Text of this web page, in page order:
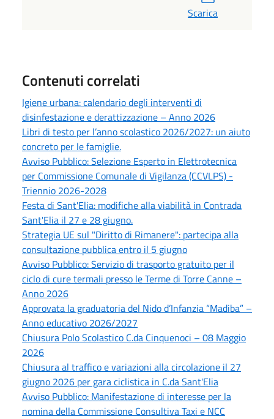
Scarica
Contenuti correlati
Igiene urbana: calendario degli interventi di
disinfestazione e derattizzazione – Anno 2026
Libri di testo per l’anno scolastico 2026/2027: un aiuto
concreto per le famiglie.
Avviso Pubblico: Selezione Esperto in Elettrotecnica
per Commissione Comunale di Vigilanza (CCVLPS) -
Triennio 2026-2028
Festa di Sant'Elia: modifiche alla viabilità in Contrada
Sant'Elia il 27 e 28 giugno.
Strategia UE sul "Diritto di Rimanere": partecipa alla
consultazione pubblica entro il 5 giugno
Avviso Pubblico: Servizio di trasporto gratuito per il
ciclo di cure termali presso le Terme di Torre Canne –
Anno 2026
Approvata la graduatoria del Nido d’Infanzia “Madiba” –
Anno educativo 2026/2027
Chiusura Polo Scolastico C.da Cinquenoci – 08 Maggio
2026
Chiusura al traffico e variazioni alla circolazione il 27
giugno 2026 per gara ciclistica in C.da Sant'Elia
Avviso Pubblico: Manifestazione di interesse per la
nomina della Commissione Consultiva Taxi e NCC